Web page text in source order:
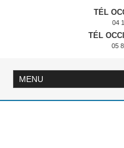
TÉL
04
TÉL
05